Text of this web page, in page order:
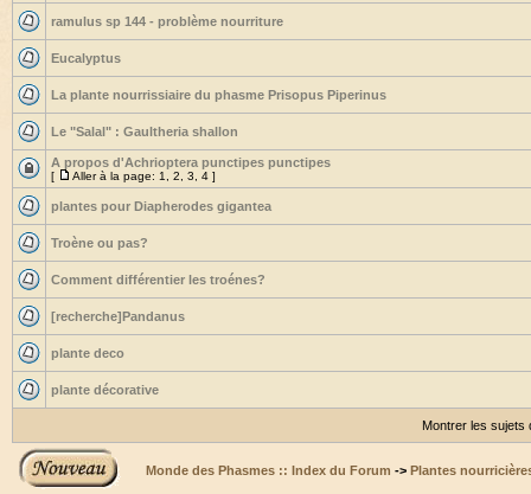
ramulus sp 144 - problème nourriture
Eucalyptus
La plante nourrissiaire du phasme Prisopus Piperinus
Le "Salal" : Gaultheria shallon
A propos d'Achrioptera punctipes punctipes
[ Aller à la page: 1 2 3 4 ]
plantes pour Diapherodes gigantea
Troène ou pas?
Comment différentier les troénes?
[recherche]Pandanus
plante deco
plante décorative
Montrer les sujets
Monde des Phasmes :: Index du Forum -> Plantes